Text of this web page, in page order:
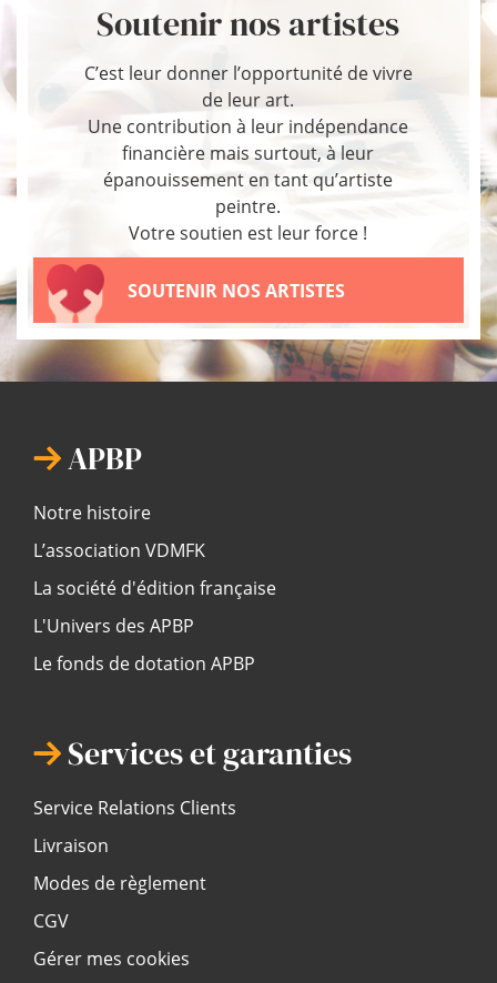
Soutenir nos artistes
C’est leur donner l’opportunité de vivre
de leur art.
Une contribution à leur indépendance
financière mais surtout, à leur
épanouissement en tant qu’artiste
peintre.
Votre soutien est leur force !
SOUTENIR NOS ARTISTES
APBP
Notre histoire
L’association VDMFK
La société d'édition française
L'Univers des APBP
Le fonds de dotation APBP
Services et garanties
Service Relations Clients
Livraison
Modes de règlement
CGV
Gérer mes cookies